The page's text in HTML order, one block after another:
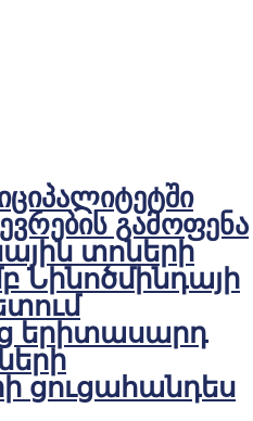
გამოფენა
տոների
Նինոծմինդայի
երիտասարդ
ցուցահանդես